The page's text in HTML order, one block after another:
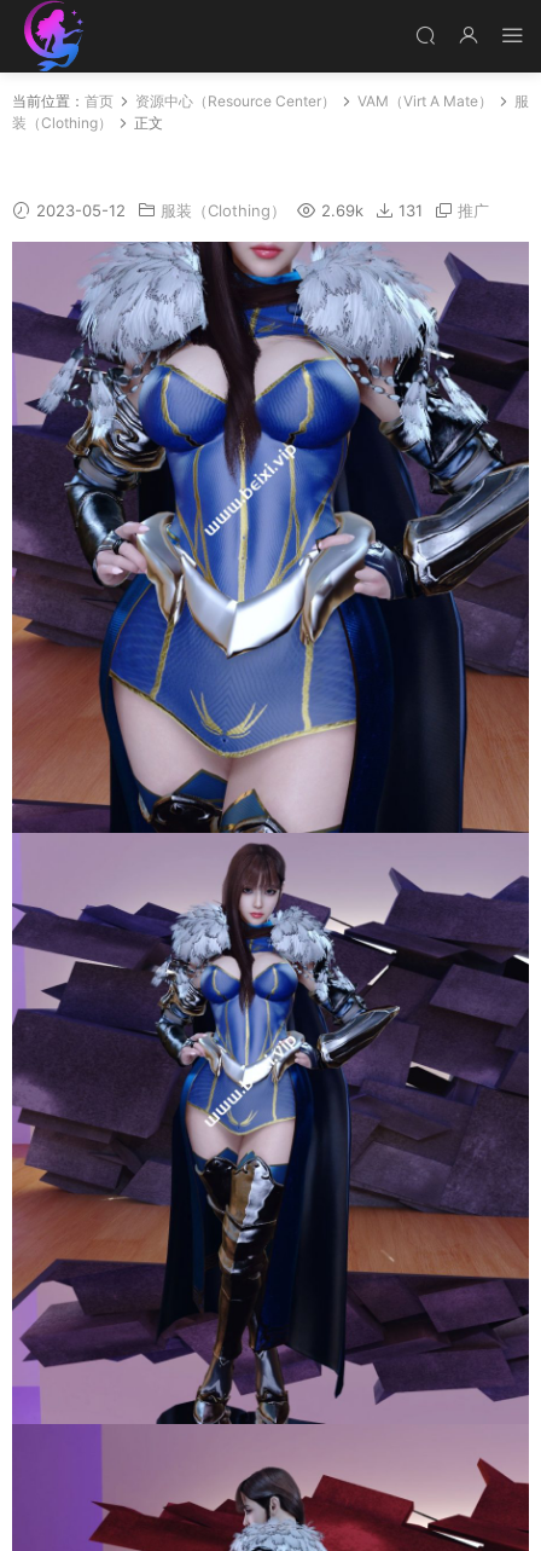
当前位置： 首页 资源中心（Resource Center） VAM（Virt A Mate）
服
装（Clothing）
正文
2023-05-12 服装（Clothing） 2.69k 131 推广